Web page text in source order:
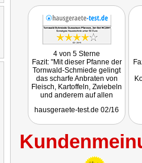
4 von 5 Sterne
Fazit: "Mit dieser Pfanne der
Tornwald-Schmiede gelingt
das scharfe Anbraten von
Fleisch, Kartoffeln, Zwiebeln
und anderem auf allen
dürfen in keiner guten
Pfannenset NC-2941
hausgeraete-test.de 02/16